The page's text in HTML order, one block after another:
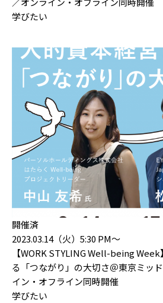
学びたい
開催済
2023.03.14（火）5:30 PM〜
【WORK STYLING Well-being
る「つながり」の大切さ＠東京ミッ
イン・オフライン同時開催
学びたい